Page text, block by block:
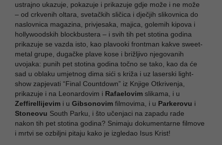
ustrajno ukazuje, pokazuje i prikazuje gdje može i ne može
– od crkvenih oltara, svetačkih sličica i dječjih slikovnica do
naslovnica magazina, privjesaka, majica, golemih kipova i
hollywoodskih blockbustera – i svih tih pet stotina godina
prikazuje se vazda isto, kao plavooki frontman kakve sweet-
metal grupe, dugačke plave kose i brižljivo njegovanih
uvojaka: punih pet stotina godina točno se tako, kao da će
sad u oblaku umjetnog dima sići s križa i uz laserski light-
show zapjevati “Final Countdown” iz Knjige Otkrivenja,
prikazuje i na Leonardovim i Rafaelovim slikama, i u
Zeffirellijevim i u Gibsonovim filmovima, i u Parkerovu i
Stoneovu South Parku, i što učenjaci na zapadu rade
nakon tih pet stotina godina? Snimaju dokumentarne filmove
i mrtvi se ozbiljni pitaju kako je izgledao Isus Krist!